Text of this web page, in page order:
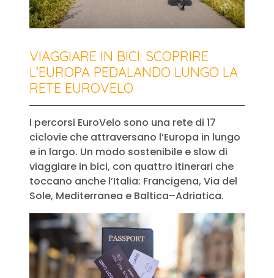
VIAGGIARE IN BICI: SCOPRIRE
L’EUROPA PEDALANDO LUNGO LA
RETE EUROVELO
I percorsi EuroVelo sono una rete di 17
ciclovie che attraversano l’Europa in lungo
e in largo. Un modo sostenibile e slow di
viaggiare in bici, con quattro itinerari che
toccano anche l’Italia: Francigena, Via del
Sole, Mediterranea e Baltica–Adriatica.